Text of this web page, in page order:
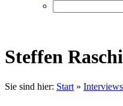
Steffen
Sie sind hier: Start » Interviews